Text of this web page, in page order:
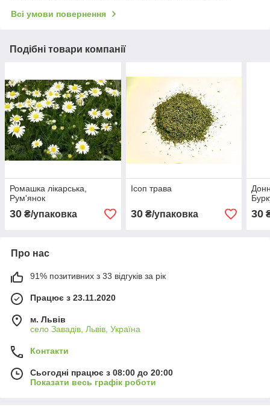
Всі умови повернення
Подібні товари компанії
Ромашка лікарська,
Рум'янок
30 ₴/упаковка
Ісоп трава
30₴/упаковка 30
Про нас
91% позитивних з 33 відгуків за рік
Працює з 23.11.2020
м. Львів
село Завадів, Львів, Україна
Контакти
Сьогодні працює з 08:00 до 20:00
Показати весь графік роботи